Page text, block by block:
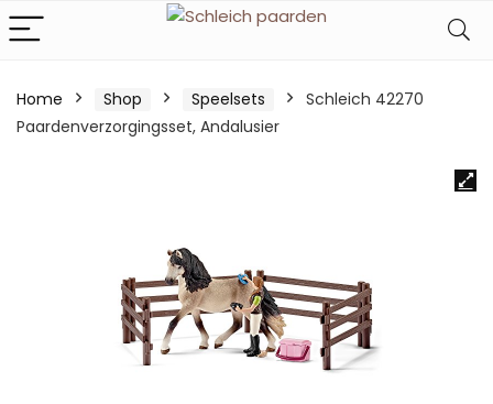
Home Shop Speelsets
Schleich 42270
Paardenverzorgingsset, Andalusier